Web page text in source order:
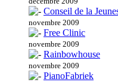
Conseil de la
novembre 2009
Free Clinic
novembre 2009
Rainbowhouse
novembre 2009
PianoFabriek